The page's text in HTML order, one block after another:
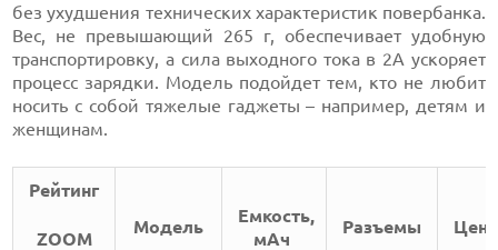
без ухудшения технических характеристик повербанка.
Вес, не превышающий 265 г, обеспечивает удобную
транспортировку, а сила выходного тока в 2А ускоряет
процесс зарядки. Модель подойдет тем, кто не любит
носить с собой тяжелые гаджеты – например, детям и
женщинам.
Рейтинг
ZOOM
Модель
Емкость,
мАч
Разъемы